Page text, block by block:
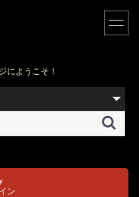
にようこそ！
ン